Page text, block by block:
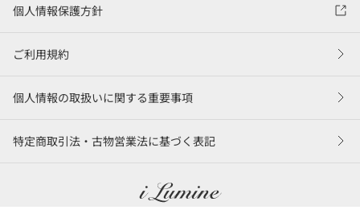
個人情報保護方針
ご利用規約
個人情報の取扱いに関する重要事項
特定商取引法・古物営業法に基づく表記